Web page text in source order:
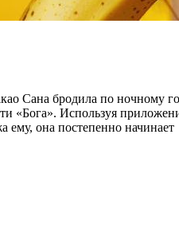
Сана бродила по ночному
«Бога». Используя
ему, она постепенно начинает